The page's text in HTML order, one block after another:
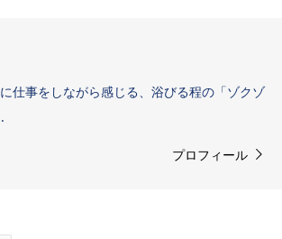
事をしながら感じる、浴びる程の「ゾクゾ
プロフィール